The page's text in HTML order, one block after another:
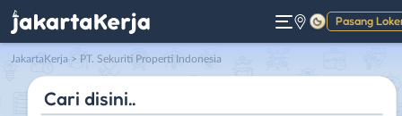
Pasang
Gelap
JakartaKerja > PT. Sekuriti Properti Indonesia